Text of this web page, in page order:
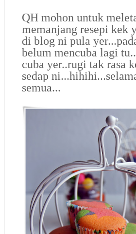
QH mohon untuk
memanjang resepi kek
di blog ni pula
belum mencuba lagi
cuba yer..rugi tak rasa
sedap
semua...